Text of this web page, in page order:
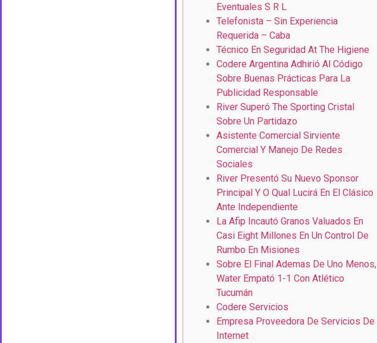
Eventuales S R L
Telefonista – Sin Experiencia
Requerida – Caba
Técnico En Seguridad At The Higiene
Codere Argentina Adhirió Al Código
Sobre Buenas Prácticas Para La
Publicidad Responsable
River Superó The Sporting Cristal
Sobre Un Partidazo
Asistente Comercial Sirviente
Comercial Y Manejo De Redes
Sociales
River Presentó Su Nuevo Sponsor
Principal Y O Qual Lucirá En El Clásico
Ante Independiente
La Afip Incautó Granos Valuados En
Casi Eight Millones En Un Control De
Rumbo En Misiones
Sobre El Final Ademas De Uno Menos,
Water Empató 1-1 Con Atlético
Tucumán
Codere Servicios
Empresa Proveedora De Servicios De
Internet